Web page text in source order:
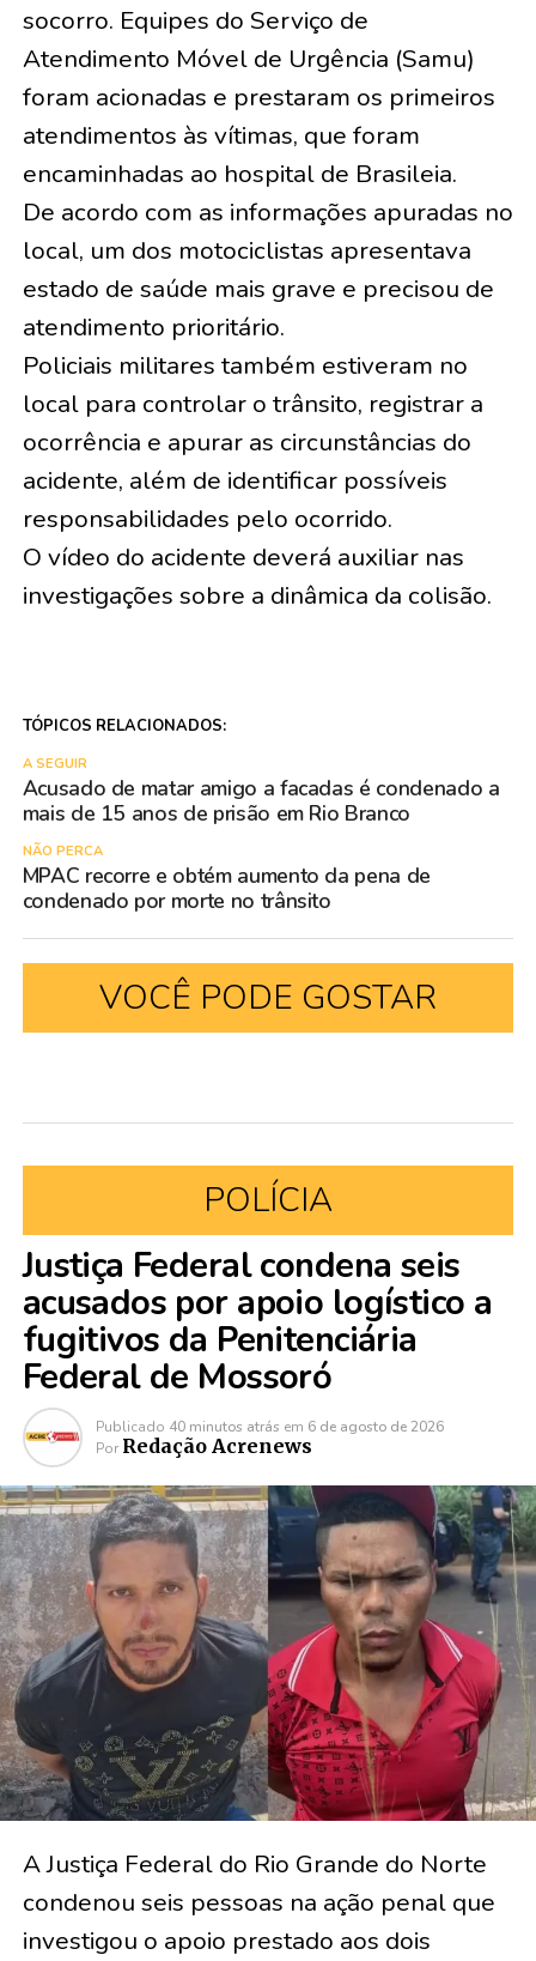
socorro. Equipes do Serviço de
Atendimento Móvel de Urgência (Samu)
foram acionadas e prestaram os primeiros
atendimentos às vítimas, que foram
encaminhadas ao hospital de Brasileia.
De acordo com as informações apuradas no
local, um dos motociclistas apresentava
estado de saúde mais grave e precisou de
atendimento prioritário.
Policiais militares também estiveram no
local para controlar o trânsito, registrar a
ocorrência e apurar as circunstâncias do
acidente, além de identificar possíveis
responsabilidades pelo ocorrido.
O vídeo do acidente deverá auxiliar nas
investigações sobre a dinâmica da colisão.
TÓPICOS RELACIONADOS:
A SEGUIR
Acusado de matar amigo a facadas é condenado a
mais de 15 anos de prisão em Rio Branco
NÃO PERCA
MPAC recorre e obtém aumento da pena de
condenado por morte no trânsito
VOCÊ PODE GOSTAR
POLÍCIA
Justiça Federal condena seis
acusados por apoio logístico a
fugitivos da Penitenciária
Federal de Mossoró
Publicado 40 minutos atrás em 6 de agosto de 2026
Por Redação Acrenews
A Justiça Federal do Rio Grande do Norte
condenou seis pessoas na ação penal que
investigou o apoio prestado aos dois